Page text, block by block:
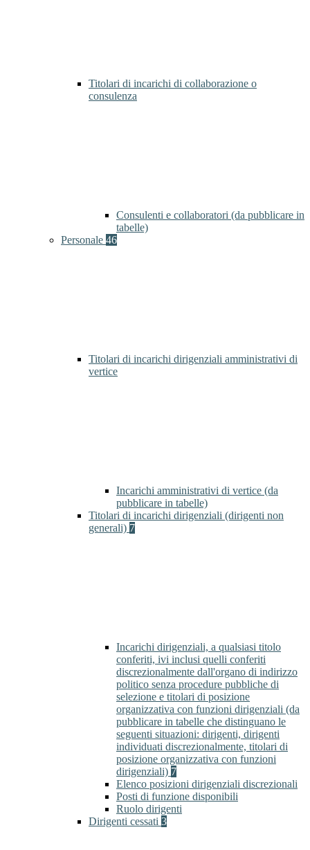
Titolari di incarichi di collaborazione o
consulenza
Consulenti e collaboratori (da pubblicare in
tabelle)
Personale 46
Titolari di incarichi dirigenziali amministrativi di
vertice
Incarichi amministrativi di vertice (da
pubblicare in tabelle)
Titolari di incarichi dirigenziali (dirigenti non
generali) 7
Incarichi dirigenziali, a qualsiasi titolo
conferiti, ivi inclusi quelli conferiti
discrezionalmente dall'organo di indirizzo
politico senza procedure pubbliche di
selezione e titolari di posizione
organizzativa con funzioni dirigenziali (da
pubblicare in tabelle che distinguano le
seguenti situazioni: dirigenti, dirigenti
individuati discrezionalmente, titolari di
posizione organizzativa con funzioni
dirigenziali) 7
Elenco posizioni dirigenziali discrezionali
Posti di funzione disponibili
Ruolo dirigenti
Dirigenti cessati 3